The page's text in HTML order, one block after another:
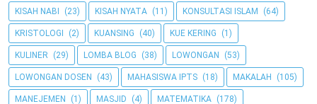
KISAH NABI (23) KISAH NYATA (11) KONSULTASI ISLAM (64)
KRISTOLOGI (2) KUANSING (40) KUE KERING (1)
KULINER (29) LOMBA BLOG (38) LOWONGAN (53)
LOWONGAN DOSEN (43) MAHASISWA IPTS (18) MAKALAH (105)
MANEJEMEN (1) MASJID (4) MATEMATIKA (178)